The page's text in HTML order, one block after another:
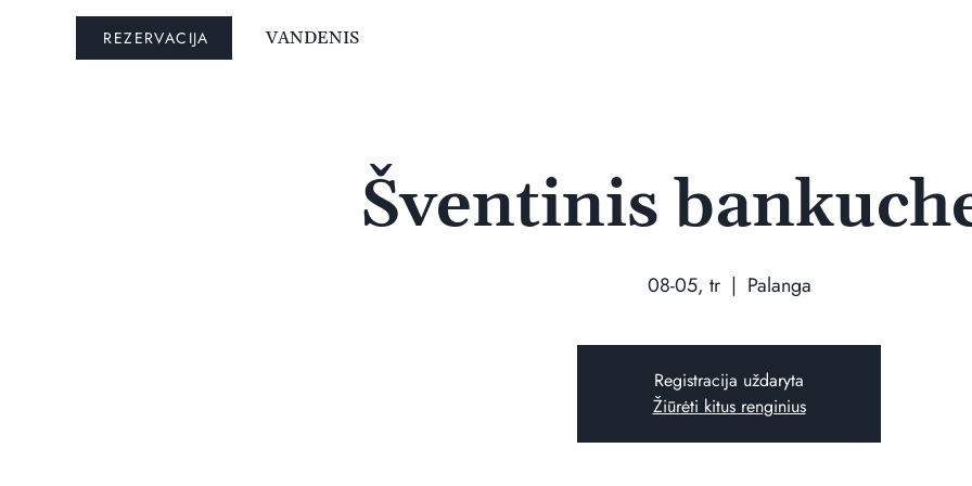
REZERVACIJA VANDENIS
Šventinis
08-05, tr
  |
Palanga
Registracija uždaryta
Žiūrėti kitus renginius